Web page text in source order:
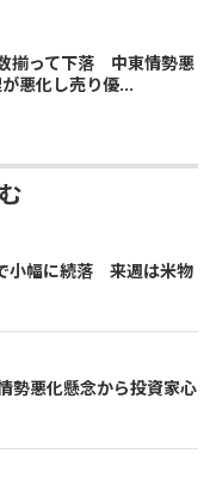
揃って下落 中東情勢悪
悪化し売り優...
小幅に続落 来週は米物
勢悪化懸念から投資家心